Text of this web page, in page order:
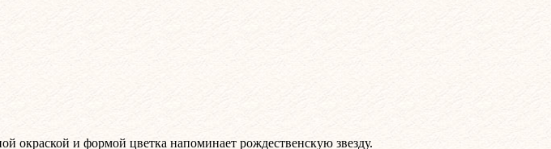
окраской и формой цветка напоминает рождественскую звезду.